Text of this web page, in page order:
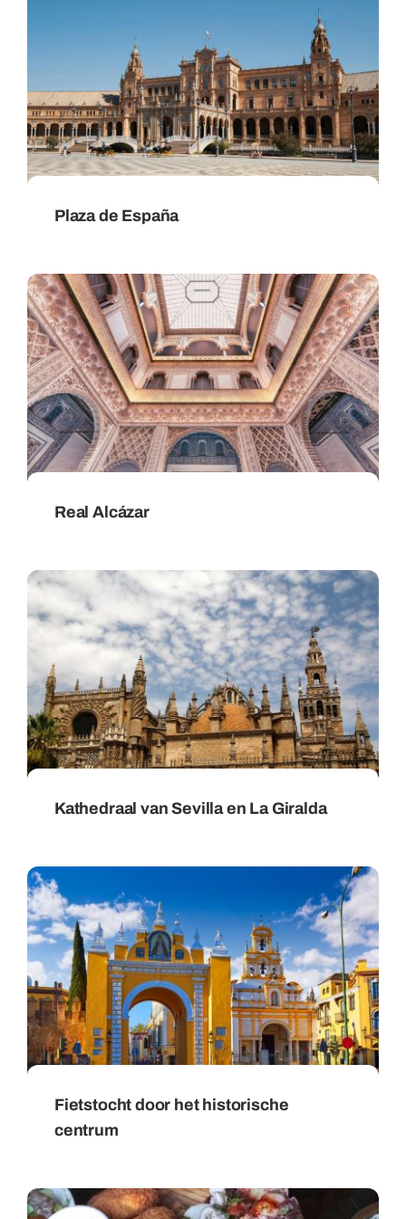
Plaza de España
Real Alcázar
Kathedraal van Sevilla en La Giralda
Fietstocht door het historische
centrum